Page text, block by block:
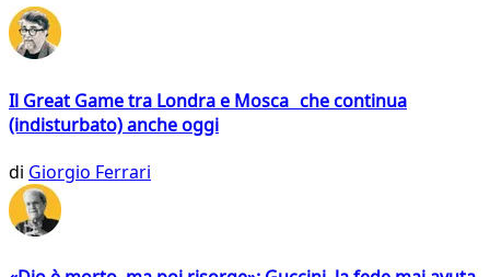
Il Great Game tra Londra e Mosca che continua
(indisturbato) anche oggi
di Giorgio Ferrari